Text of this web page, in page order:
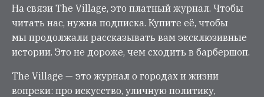
На связи The Village, это платный журнал. Чтобы
читать нас, нужна подписка. Купите её, чтобы
мы продолжали рассказывать вам эксклюзивные
истории. Это не дороже, чем сходить в барбершоп.
The Village — это журнал о городах и жизни
вопреки: про искусство, уличную политику,